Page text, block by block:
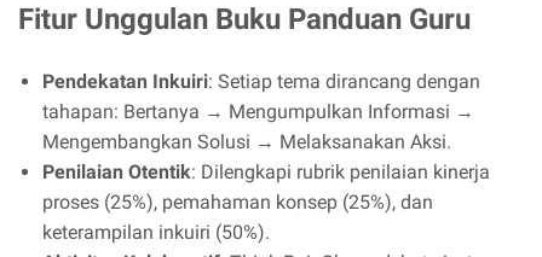
Fitur Unggulan Buku Panduan Guru
Pendekatan Inkuiri: Setiap tema dirancang dengan
tahapan: Bertanya → Mengumpulkan Informasi →
Mengembangkan Solusi → Melaksanakan Aksi.
Penilaian Otentik: Dilengkapi rubrik penilaian kinerja
proses (25%), pemahaman konsep (25%), dan
keterampilan inkuiri (50%).